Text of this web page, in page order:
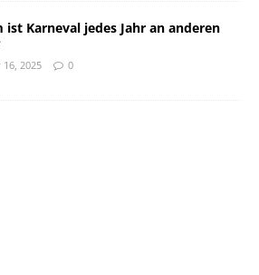
ist Karneval jedes Jahr an anderen
16, 2025 0